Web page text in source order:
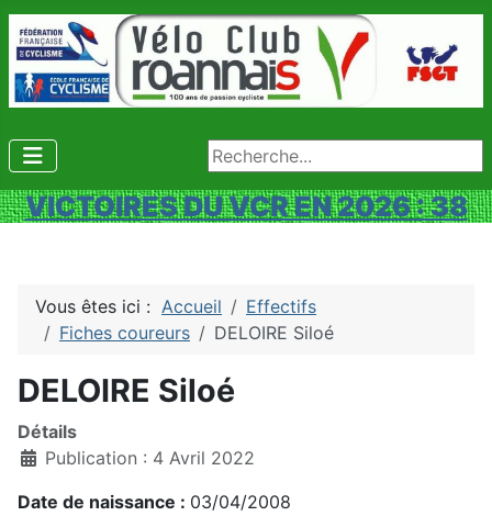
Rechercher
VICTOIRES DU VCR EN 2026 : 38
Vous êtes ici : Accueil
Effectifs
Fiches coureurs
DELOIRE Siloé
DELOIRE Siloé
Détails
Publication : 4 Avril 2022
Date de naissance : 03/04/2008